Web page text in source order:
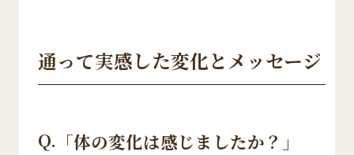
通って実感した変化とメッセージ
Q. 「体の変化は感じましたか？」